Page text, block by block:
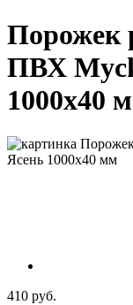
Порожек
ПВХ
1000х40
410 руб.